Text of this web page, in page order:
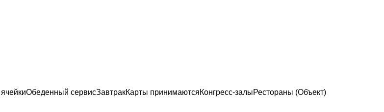
Обеденный сервисЗавтракКарты принимаютсяКонгресс-залыРестораны (Объект)